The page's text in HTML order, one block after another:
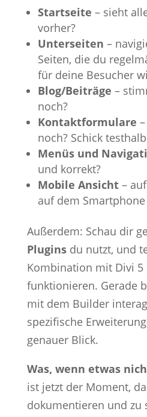
Startseite – sieht
vorher?
Unterseiten –
Seiten, die du
für deine Besucher
Blog/Beiträge –
noch?
Kontaktformulare
noch? Schick
Menüs und
und korrekt?
Mobile Ansicht–
auf dem
Außerdem: Schau dir
Pluginsdu nutzt, und
Kombination mit Divi 5
funktionieren. Gerade
mit dem Builder
spezifische
genauer Blick.
Was, wenn etwas
ist jetzt der Moment,
dokumentieren und zu